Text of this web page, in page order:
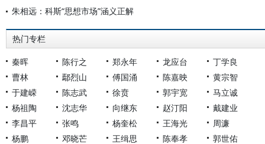
朱相远：科斯“思想市场”涵义正解
热门专栏
秦晖 陈行之 郑永年 龙应台
丁学良
曹林
鄢烈山 傅国涌 陈嘉映
黄宗智
于建嵘
陈志武 徐贲 郭宇宽
马立诚
杨祖陶
沈志华 向继东 赵汀阳
戴建业
李昌平
张鸣 杨奎松 王海光
周濂
杨鹏
邓晓芒 王缉思 陈奉孝 郭世佑